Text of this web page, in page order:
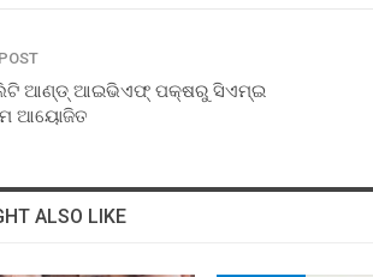
ଆଣ୍ଡ୍ ଆଇଭିଏଫ୍ ପକ୍ଷରୁ ସିଏମ୍‌ଇ
ଆୟୋଜିତ
ALSO LIKE